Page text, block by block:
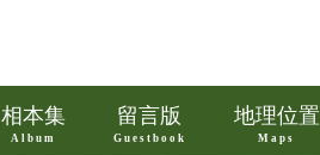
相本集
Album
留言版
Guestbook
地理位置
Maps